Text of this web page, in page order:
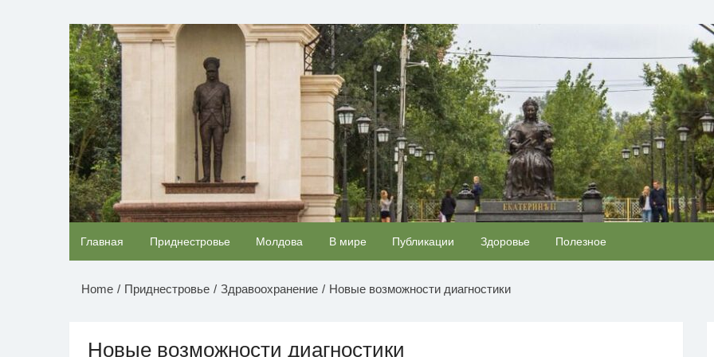
содержимомуНОВОСТИ ПРИДНЕСТРОВЬЯ
Главная Приднестровье Молдова В мире Публикации Здоровье Полезное
Home Приднестровье Здравоохранение Новые возможности диагностики
Новые возможности диагностики
Королева вагона отожгла! Видео не оставит
равнодушным
Ржу не переставая, это видео пересмотришь не